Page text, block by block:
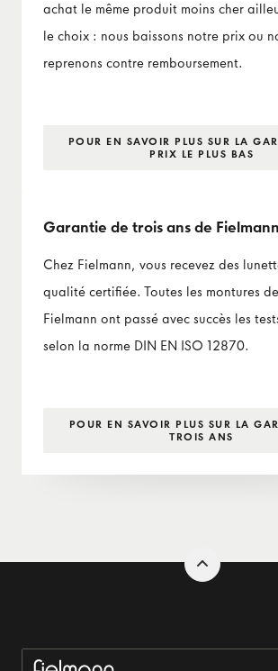
achat le même produit moins cher
le choix : nous baissons notre prix ou
reprenons contre remboursement.
POUR EN SAVOIR PLUS SUR LA
PRIX LE PLUS BAS
Garantie de trois ans de Fielmann
Chez Fielmann, vous recevez des
qualité certifiée. Toutes les montures
Fielmann ont passé avec succès les
selon la norme DIN EN ISO 12870.
POUR EN SAVOIR PLUS SUR LA
TROIS ANS